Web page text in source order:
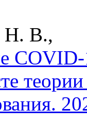
Н. В.,
COVID-